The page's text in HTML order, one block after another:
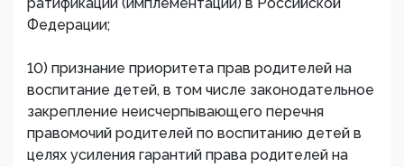
Федерации;
10) признание приоритета прав родителей на
воспитание детей, в том числе законодательное
закрепление неисчерпывающего перечня
правомочий родителей по воспитанию детей в
целях усиления гарантий права родителей на